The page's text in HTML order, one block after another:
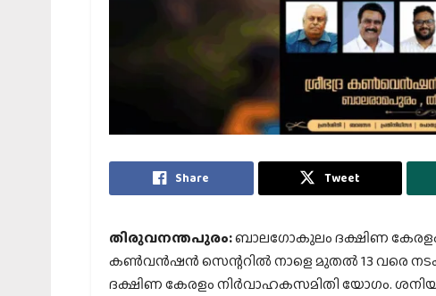
Share Tweet
തിരുവനന്തപുരം:ബാലഗോകുലം ദക്ഷിണ കേരളം
കണ്‍വന്‍ഷന്‍ സെന്ററില്‍ നാളെ മുതല്‍ 13 വരെ
ദക്ഷിണ കേരളം നിര്‍വാഹകസമിതി യോഗം.